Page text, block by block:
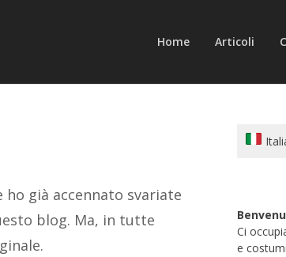
Home Articoli
già accennato svariate
blog. Ma, in tutte
Ci
e